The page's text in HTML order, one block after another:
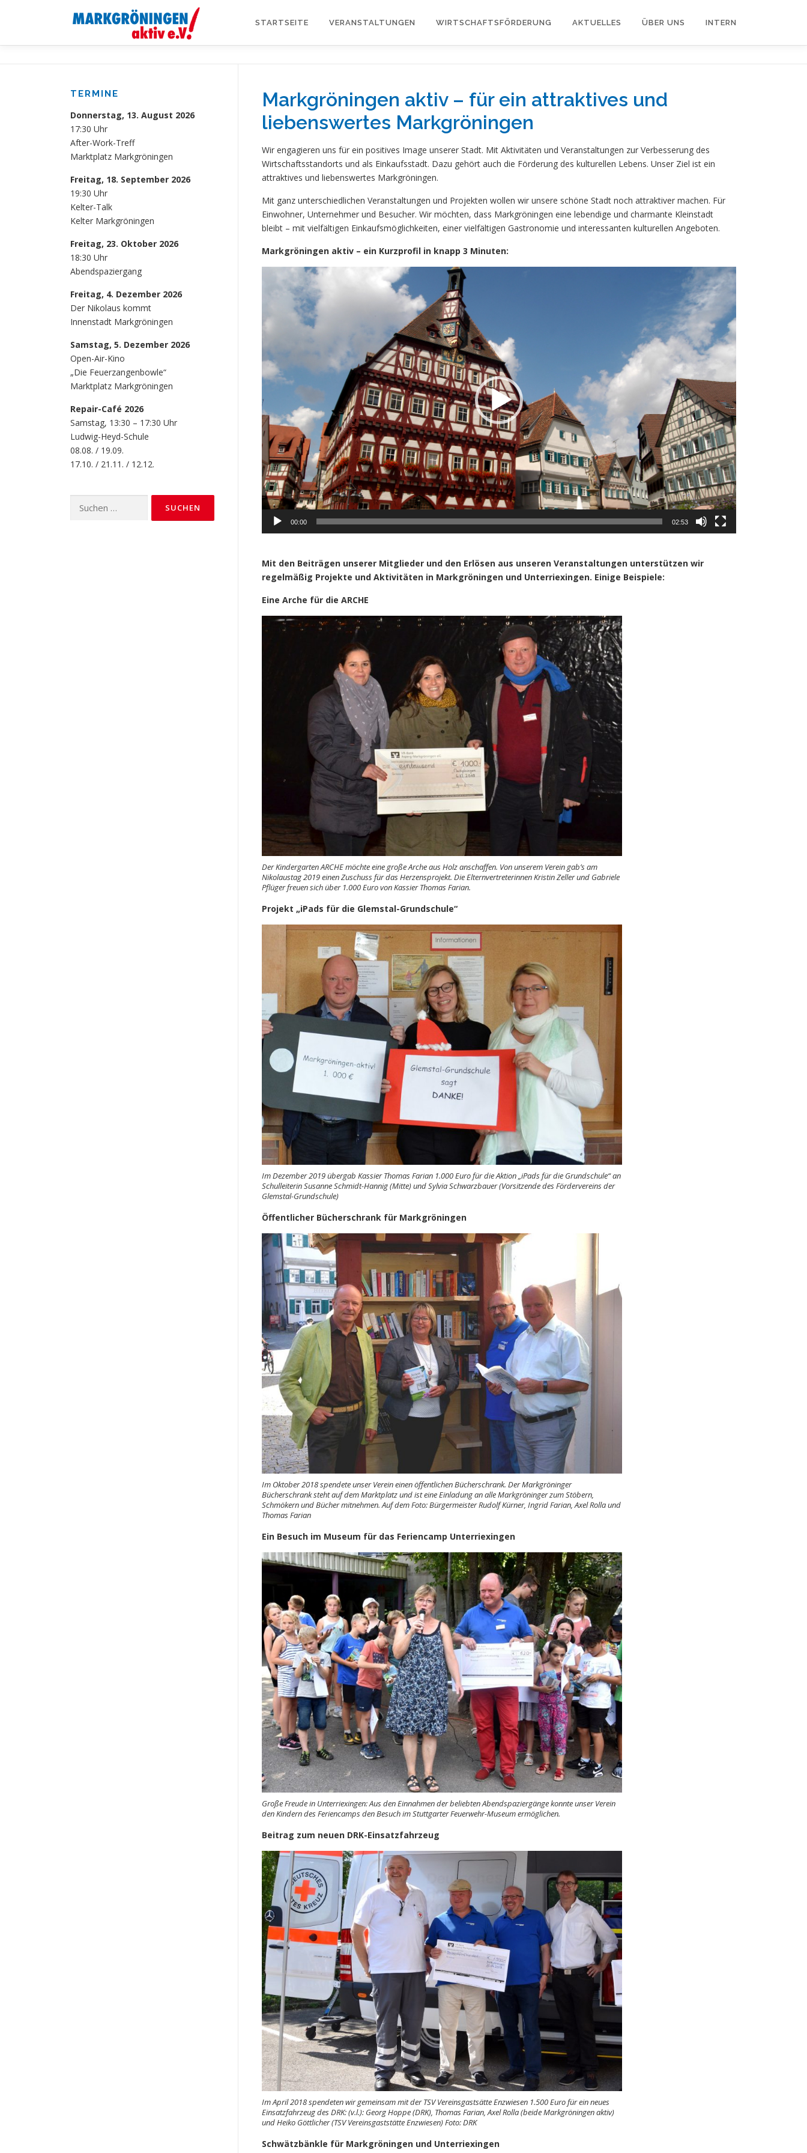
STARTSEITE VERANSTALTUNGEN WIRTSCHAFTSFÖRDERUNG AKTUELLES ÜBER UNS INTERN
Markgröningen aktiv – für ein attraktives und
liebenswertes Markgröningen
Wir engagieren uns für ein positives Image unserer Stadt. Mit Aktivitäten und Veranstaltungen zur Verbesserung des
Wirtschaftsstandorts und als Einkaufsstadt. Dazu gehört auch die Förderung des kulturellen Lebens. Unser Ziel ist ein
attraktives und liebenswertes Markgröningen.
Mit ganz unterschiedlichen Veranstaltungen und Projekten wollen wir unsere schöne Stadt noch attraktiver machen. Für
Einwohner, Unternehmer und Besucher. Wir möchten, dass Markgröningen eine lebendige und charmante Kleinstadt
bleibt – mit vielfältigen Einkaufsmöglichkeiten, einer vielfältigen Gastronomie und interessanten kulturellen Angeboten.
Markgröningen aktiv – ein Kurzprofil in knapp 3 Minuten:
00:00 02:53
Mit den Beiträgen unserer Mitglieder und den Erlösen aus unseren Veranstaltungen unterstützen wir
regelmäßig Projekte und Aktivitäten in Markgröningen und Unterriexingen. Einige Beispiele:
Eine Arche für die ARCHE
Der Kindergarten ARCHE möchte eine große Arche aus Holz anschaffen. Von unserem Verein gab’s am
Nikolaustag 2019 einen Zuschuss für das Herzensprojekt. Die Elternvertreterinnen Kristin Zeller und Gabriele
Pflüger freuen sich über 1.000 Euro von Kassier Thomas Farian.
Projekt „iPads für die Glemstal-Grundschule“
Im Dezember 2019 übergab Kassier Thomas Farian 1.000 Euro für die Aktion „iPads für die Grundschule“ an
Schulleiterin Susanne Schmidt-Hannig (Mitte) und Sylvia Schwarzbauer (Vorsitzende des Fördervereins der
Glemstal-Grundschule)
Öffentlicher Bücherschrank für Markgröningen
Im Oktober 2018 spendete unser Verein einen öffentlichen Bücherschrank. Der Markgröninger
Bücherschrank steht auf dem Marktplatz und ist eine Einladung an alle Markgröninger zum Stöbern,
Schmökern und Bücher mitnehmen. Auf dem Foto: Bürgermeister Rudolf Kürner, Ingrid Farian, Axel Rolla und
Thomas Farian
Ein Besuch im Museum für das Feriencamp Unterriexingen
Große Freude in Unterriexingen: Aus den Einnahmen der beliebten Abendspaziergänge konnte unser Verein
den Kindern des Feriencamps den Besuch im Stuttgarter Feuerwehr-Museum ermöglichen.
Beitrag zum neuen DRK-Einsatzfahrzeug
Im April 2018 spendeten wir gemeinsam mit der TSV Vereinsgastsätte Enzwiesen 1.500 Euro für ein neues
Einsatzfahrzeug des DRK: (v.l.): Georg Hoppe (DRK), Thomas Farian, Axel Rolla (beide Markgröningen aktiv)
und Heiko Göttlicher (TSV Vereinsgaststätte Enzwiesen) Foto: DRK
Schwätzbänkle für Markgröningen und Unterriexingen
TERMINE
Donnerstag, 13. August 2026
17:30 Uhr
After-Work-Treff
Marktplatz Markgröningen
Freitag, 18. September 2026
19:30 Uhr
Kelter-Talk
Kelter Markgröningen
Freitag, 23. Oktober 2026
18:30 Uhr
Abendspaziergang
Freitag, 4. Dezember 2026
Der Nikolaus kommt
Innenstadt Markgröningen
Samstag, 5. Dezember 2026
Open-Air-Kino
„Die Feuerzangenbowle“
Marktplatz Markgröningen
Repair-Café 2026
Samstag, 13:30 – 17:30 Uhr
Ludwig-Heyd-Schule
08.08. / 19.09.
17.10. / 21.11. / 12.12.
nach: